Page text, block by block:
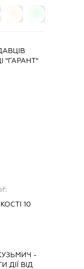
"ГАРАНТ"
10
-
ДІЇ ВІД